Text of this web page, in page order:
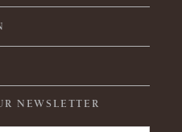
NEWSLETTER